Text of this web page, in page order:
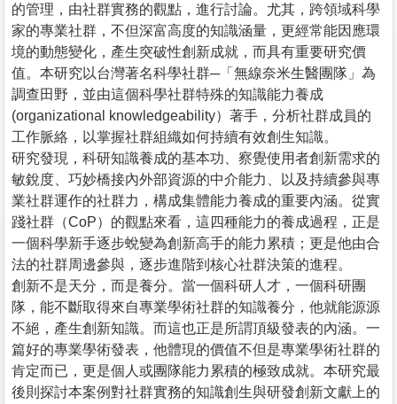
的管理，由社群實務的觀點，進行討論。尤其，跨領域科學
家的專業社群，不但深富高度的知識涵量，更經常能因應環
境的動態變化，產生突破性創新成就，而具有重要研究價
值。本研究以台灣著名科學社群─「無線奈米生醫團隊」為
調查田野，並由這個科學社群特殊的知識能力養成
(organizational knowledgeability）著手，分析社群成員的
工作脈絡，以掌握社群組織如何持續有效創生知識。
研究發現，科研知識養成的基本功、察覺使用者創新需求的
敏銳度、巧妙橋接內外部資源的中介能力、以及持續參與專
業社群運作的社群力，構成集體能力養成的重要內涵。從實
踐社群（CoP）的觀點來看，這四種能力的養成過程，正是
一個科學新手逐步蛻變為創新高手的能力累積；更是他由合
法的社群周邊參與，逐步進階到核心社群決策的進程。
創新不是天分，而是養分。當一個科研人才，一個科研團
隊，能不斷取得來自專業學術社群的知識養分，他就能源源
不絕，產生創新知識。而這也正是所謂頂級發表的內涵。一
篇好的專業學術發表，他體現的價值不但是專業學術社群的
肯定而已，更是個人或團隊能力累積的極致成就。本研究最
後則探討本案例對社群實務的知識創生與研發創新文獻上的